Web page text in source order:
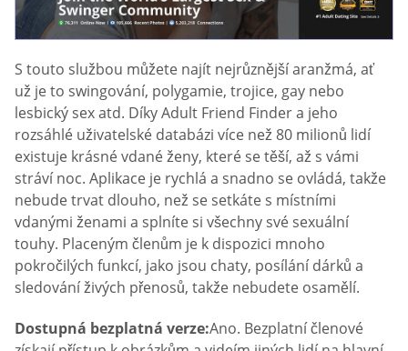
S touto službou můžete najít nejrůznější aranžmá, ať
už je to swingování, polygamie, trojice, gay nebo
lesbický sex atd. Díky Adult Friend Finder a jeho
rozsáhlé uživatelské databázi více než 80 milionů lidí
existuje krásné vdané ženy, které se těší, až s vámi
stráví noc. Aplikace je rychlá a snadno se ovládá, takže
nebude trvat dlouho, než se setkáte s místními
vdanými ženami a splníte si všechny své sexuální
touhy. Placeným členům je k dispozici mnoho
pokročilých funkcí, jako jsou chaty, posílání dárků a
sledování živých přenosů, takže nebudete osamělí.
Dostupná bezplatná verze:Ano. Bezplatní členové